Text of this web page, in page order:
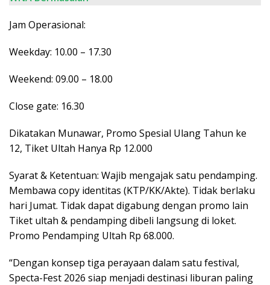
Jam Operasional:
Weekday: 10.00 – 17.30
Weekend: 09.00 – 18.00
Close gate: 16.30
Dikatakan Munawar, Promo Spesial Ulang Tahun ke
12, Tiket Ultah Hanya Rp 12.000
Syarat & Ketentuan: Wajib mengajak satu pendamping.
Membawa copy identitas (KTP/KK/Akte). Tidak berlaku
hari Jumat. Tidak dapat digabung dengan promo lain
Tiket ultah & pendamping dibeli langsung di loket.
Promo Pendamping Ultah Rp 68.000.
“Dengan konsep tiga perayaan dalam satu festival,
Specta-Fest 2026 siap menjadi destinasi liburan paling